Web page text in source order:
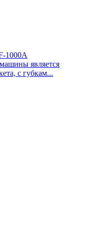
1000A
является
с губкам...